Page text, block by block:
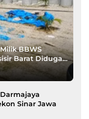
BBWS
Barat Diduga
Sinar Jawa